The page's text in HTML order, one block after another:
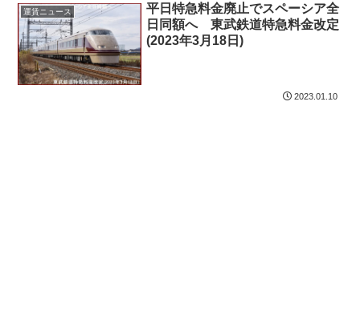
運賃ニュース
平日特急料金廃止でスペーシア全
日同額へ 東武鉄道特急料金改定
(2023年3月18日)
2023.01.10